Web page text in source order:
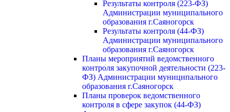
Результаты контроля (223-ФЗ)
Администрации муниципального
образования г.Саяногорск
Результаты контроля (44-ФЗ)
Администрации муниципального
образования г.Саяногорск
Планы мероприятий ведомственного
контроля закупочной деятельности (223-
ФЗ) Администрации муниципального
образования г.Саяногорск
Планы проверок ведомственного
контроля в сфере закупок (44-ФЗ)